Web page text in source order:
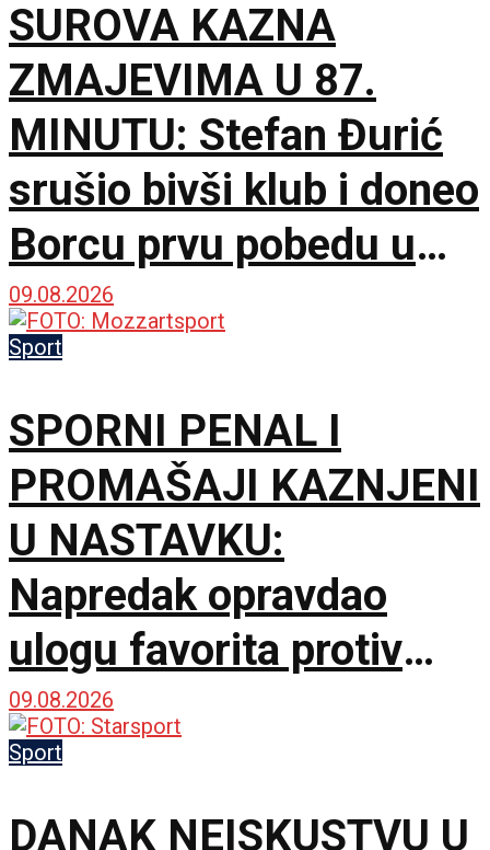
SUROVA KAZNA
ZMAJEVIMA U 87.
MINUTU: Stefan Đurić
srušio bivši klub i doneo
Borcu prvu pobedu u
sezoni!
09.08.2026
Sport
SPORNI PENAL I
PROMAŠAJI KAZNJENI
U NASTAVKU:
Napredak opravdao
ulogu favorita protiv
novajlije u prvenstvu!
09.08.2026
Sport
DANAK NEISKUSTVU U